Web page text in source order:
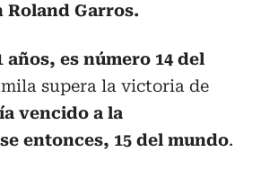
Garros.
es número 14 del
supera la victoria de
vencido a la
entonces, 15 del mundo.